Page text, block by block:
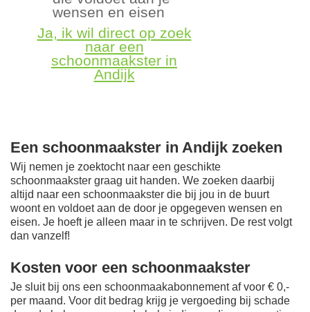
wensen en eisen
Ja, ik wil direct op zoek
naar een
schoonmaakster in
Andijk
Een schoonmaakster in Andijk zoeken
Wij nemen je zoektocht naar een geschikte
schoonmaakster graag uit handen. We zoeken daarbij
altijd naar een schoonmaakster die bij jou in de buurt
woont en voldoet aan de door je opgegeven wensen en
eisen. Je hoeft je alleen maar in te schrijven. De rest volgt
dan vanzelf!
Kosten voor een schoonmaakster
Je sluit bij ons een schoonmaakabonnement af voor € 0,-
per maand. Voor dit bedrag krijg je vergoeding bij schade